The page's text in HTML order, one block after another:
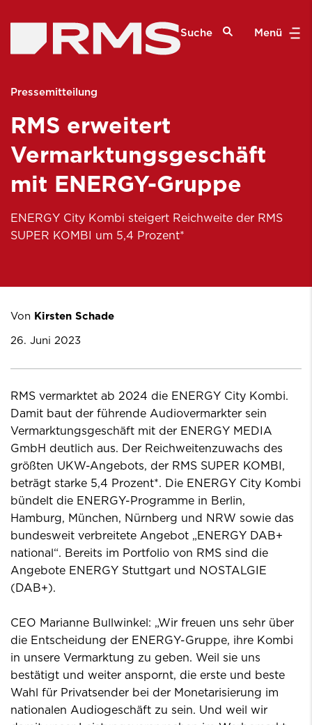
Suche Menü
Pressemitteilung
RMS erweitert
Vermarktungsgeschäft
mit ENERGY-Gruppe
ENERGY City Kombi steigert Reichweite der RMS
SUPER KOMBI um 5,4 Prozent*
Von Kirsten Schade
26. Juni 2023
RMS vermarktet ab 2024 die ENERGY City Kombi.
Damit baut der führende Audiovermarkter sein
Vermarktungsgeschäft mit der ENERGY MEDIA
GmbH deutlich aus. Der Reichweitenzuwachs des
größten UKW-Angebots, der RMS SUPER KOMBI,
beträgt starke 5,4 Prozent*. Die ENERGY City Kombi
bündelt die ENERGY-Programme in Berlin,
Hamburg, München, Nürnberg und NRW sowie das
bundesweit verbreitete Angebot „ENERGY DAB+
national“. Bereits im Portfolio von RMS sind die
Angebote ENERGY Stuttgart und NOSTALGIE
(DAB+).
CEO Marianne Bullwinkel: „Wir freuen uns sehr über
die Entscheidung der ENERGY-Gruppe, ihre Kombi
in unsere Vermarktung zu geben. Weil sie uns
bestätigt und weiter anspornt, die erste und beste
Wahl für Privatsender bei der Monetarisierung im
nationalen Audiogeschäft zu sein. Und weil wir